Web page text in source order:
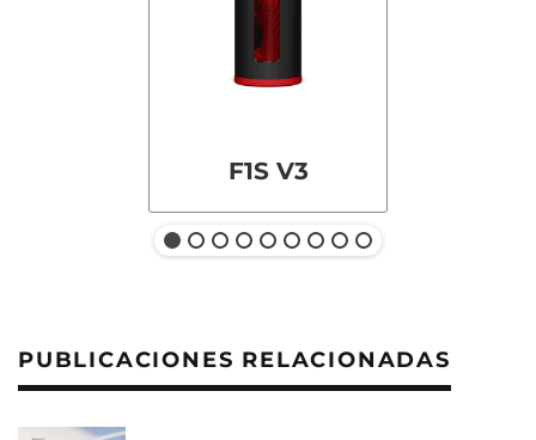
F1S V3
PUBLICACIONES RELACIONADAS